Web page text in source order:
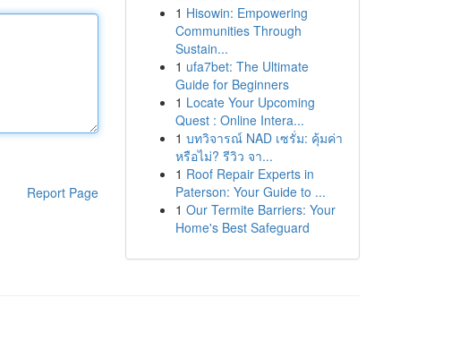
Report Page
1 Hisowin: Empowering
Communities Through
Sustain...
1 ufa7bet: The Ultimate
Guide for Beginners
1 Locate Your Upcoming
Quest : Online Intera...
1 บทวิจารณ์ NAD เซรั่ม: คุ้มค่า
หรือไม่? รีวิว จา...
1 Roof Repair Experts in
Paterson: Your Guide to ...
1 Our Termite Barriers: Your
Home's Best Safeguard